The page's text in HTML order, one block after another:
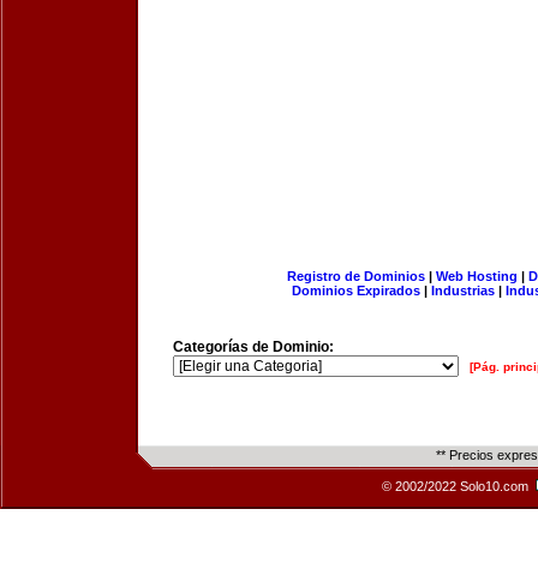
Registro de Dominios| Web Hosting |
Dominios Expirados | Industrias |
Categorías de Dominio:
[Pág.
** Precios
© 2002/2022 Solo10.com